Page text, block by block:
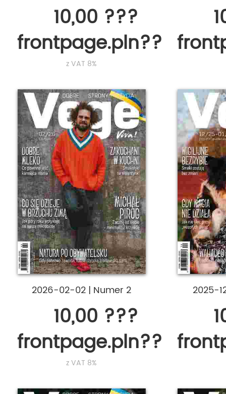
10,00 ???
frontpage.pln???
z VAT 8%
2026-02-02 | Numer 2
10,00 ???
frontpage.pln???
z VAT 8%
2025-